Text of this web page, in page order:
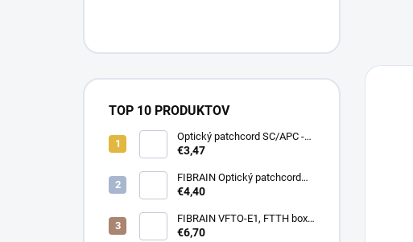
TOP 10 PRODUKTOV
Optický patchcord SC/APC -
LC/APC 1m simplex, SM,
€3,47
FIBRAIN Optický patchcord
LC/APC - LC/APC 1m, Gold,
€4,40
FIBRAIN VFTO-E1, FTTH box,
1x adaptér SC/APC, 1x pigtail
€6,70